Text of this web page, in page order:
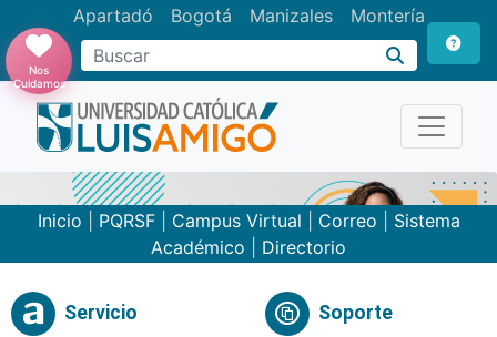
Apartadó Bogotá Manizales Montería
Buscar
Nos
Cuidamos
Inicio PQRSF| Campus Virtual Correo
Sistema
Académico
Directorio
Servicio Soporte